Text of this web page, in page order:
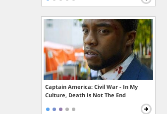
Captain America: Civil War - In My
Culture, Death Is Not The End